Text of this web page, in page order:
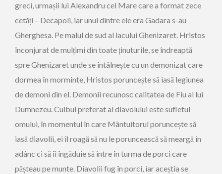
greci, urmașii lui Alexandru cel Mare care a format zece
cetăți – Decapoli, iar unul dintre ele era Gadara s-au
Gherghesa. Pe malul de sud al lacului Ghenizaret. Hristos
înconjurat de mulțimi din toate ținuturile, se îndreaptă
spre Ghenizaret unde se întâlnește cu un demonizat care
dormea în morminte, Hristos poruncește să iasă legiunea
de demoni din el. Demonii recunosc calitatea de Fiu al lui
Dumnezeu. Cuibul preferat al diavolului este sufletul
omului, în momentul în care Mântuitorul poruncește să
iasă diavolii, ei îl roagă să nu le poruncească să meargă în
adânc ci să îi îngăduie să intre în turma de porci care
pășteau pe munte. Diavolii fug în porci, iar aceștia se